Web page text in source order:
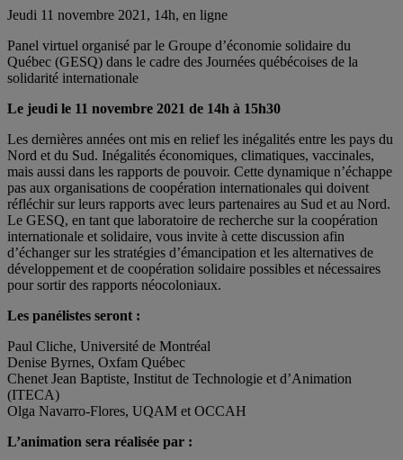
Jeudi 11 novembre 2021, 14h, en ligne
Panel virtuel organisé par le Groupe d’économie solidaire du
Québec (GESQ) dans le cadre des Journées québécoises de la
solidarité internationale
Le jeudi le 11 novembre 2021 de 14h à 15h30
Les dernières années ont mis en relief les inégalités entre les pays du
Nord et du Sud. Inégalités économiques, climatiques, vaccinales,
mais aussi dans les rapports de pouvoir. Cette dynamique n’échappe
pas aux organisations de coopération internationales qui doivent
réfléchir sur leurs rapports avec leurs partenaires au Sud et au Nord.
Le GESQ, en tant que laboratoire de recherche sur la coopération
internationale et solidaire, vous invite à cette discussion afin
d’échanger sur les stratégies d’émancipation et les alternatives de
développement et de coopération solidaire possibles et nécessaires
pour sortir des rapports néocoloniaux.
Les panélistes seront :
Paul Cliche, Université de Montréal
Denise Byrnes, Oxfam Québec
Chenet Jean Baptiste, Institut de Technologie et d’Animation
(ITECA)
Olga Navarro-Flores, UQAM et OCCAH
L’animation sera réalisée par :